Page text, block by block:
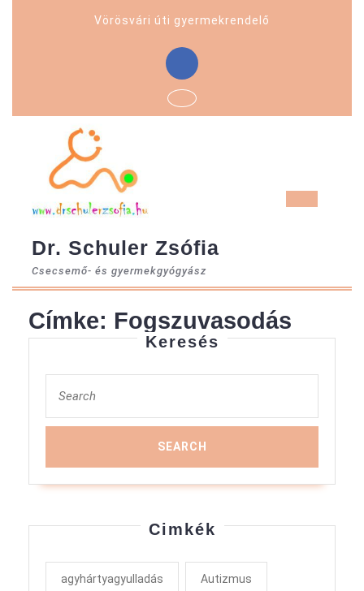
Vörösvári úti gyermekrendelő
Facebook
Dr. Schuler Zsófia
Csecsemő- és gyermekgyógyász
Címke: Fogszuvasodás
Keresés
for:
Cimkék
agyhártyagyulladás Autizmus